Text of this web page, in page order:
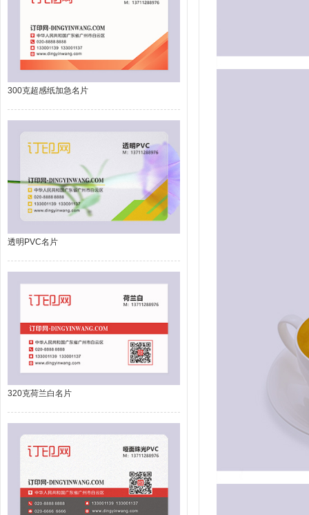
300克超感纸加急名片
透明PVC名片
320克荷兰白名片